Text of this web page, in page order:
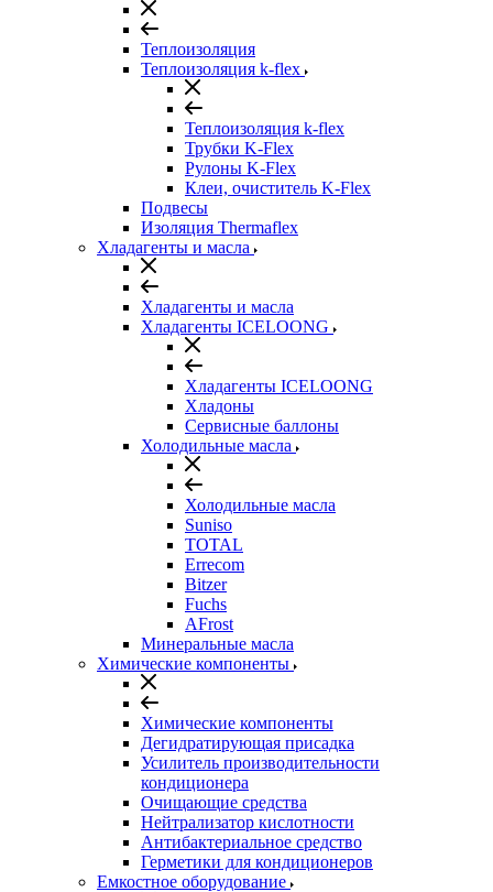
Теплоизоляция
Теплоизоляция k-flex
Теплоизоляция k-flex
Трубки K-Flex
Рулоны K-Flex
Клеи, очиститель K-Flex
Подвесы
Изоляция Thermaflex
Хладагенты и масла
Хладагенты и масла
Хладагенты ICELOONG
Хладагенты ICELOONG
Хладоны
Сервисные баллоны
Холодильные масла
Холодильные масла
Suniso
TOTAL
Errecom
Bitzer
Fuchs
AFrost
Минеральные масла
Химические компоненты
Химические компоненты
Дегидратирующая присадка
Усилитель производительности
кондиционера
Очищающие средства
Нейтрализатор кислотности
Антибактериальное средство
Герметики для кондиционеров
Емкостное оборудование